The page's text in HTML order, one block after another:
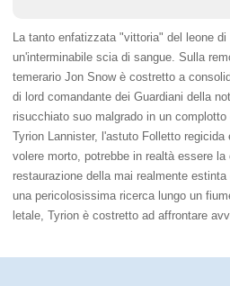
La tanto enfatizzata "vittoria" del leone
un'interminabile scia di sangue. Sulla
temerario Jon Snow è costretto a
di lord comandante dei Guardiani della
risucchiato suo malgrado in un complotto
Tyrion Lannister, l'astuto Folletto
volere morto, potrebbe in realtà essere
restaurazione della mai realmente
una pericolosissima ricerca lungo un
letale, Tyrion è costretto ad affrontare